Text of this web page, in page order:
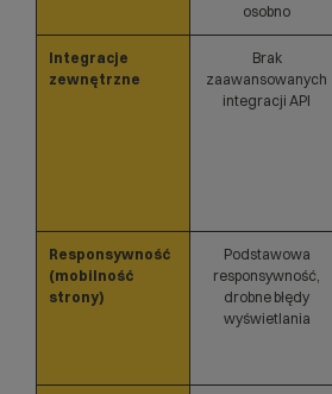
osobno
Integracje
zewnętrzne
Brak
zaawansowanych
integracji API
Responsywność
(mobilność
strony)
Podstawowa
responsywność,
drobne błędy
wyświetlania